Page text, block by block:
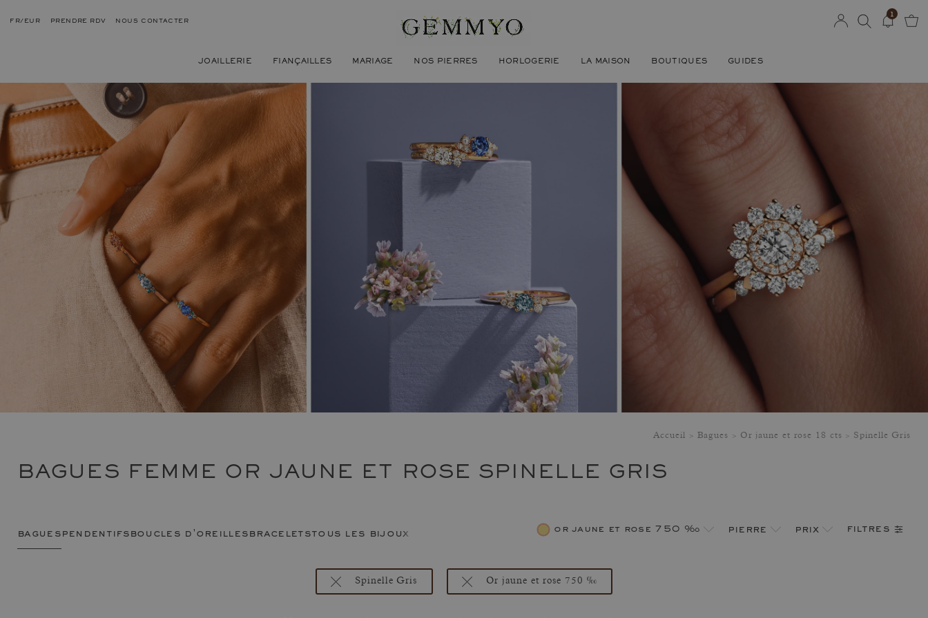
FR/EUR PRENDRE RDV NOUS CONTACTER
JOAILLERIE FIANÇAILLES MARIAGE NOS PIERRES HORLOGERIE LA MAISON BOUTIQUES GUIDES
1
Accueil Bagues Or jaune et rose 18 cts Spinelle Gris
BAGUES FEMME OR JAUNE ET ROSE SPINELLE GRIS
bagues pendentifs boucles d'oreilles braceletstous les bijoux femme or jaune et rose 750 ‰ pierre prix filtres
Or jaune et rose 750 ‰
Spinelle Gris